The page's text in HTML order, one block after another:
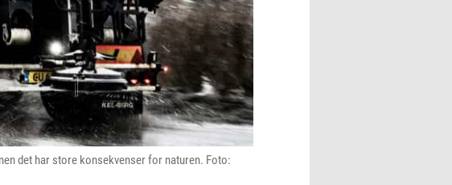
det har store konsekvenser for naturen. Foto: